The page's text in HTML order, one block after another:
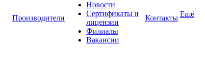
Производители
Новости
Сертификаты и
лицензии
Филиалы
Вакансии
Контакты Ещё